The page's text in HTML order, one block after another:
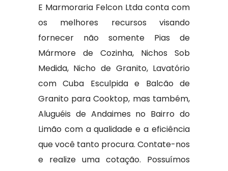
E Marmoraria Felcon Ltda conta com
os melhores recursos visando
fornecer não somente Pias de
Mármore de Cozinha, Nichos Sob
Medida, Nicho de Granito, Lavatório
com Cuba Esculpida e Balcão de
Granito para Cooktop, mas também,
Aluguéis de Andaimes no Bairro do
Limão com a qualidade e a eficiência
que você tanto procura. Contate-nos
e realize uma cotação. Possuímos